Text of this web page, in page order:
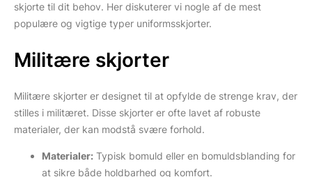
skjorte til dit behov. Her diskuterer vi nogle af de mest
populære og vigtige typer uniformsskjorter.
Militære skjorter
Militære skjorter er designet til at opfylde de strenge krav, der
stilles i militæret. Disse skjorter er ofte lavet af robuste
materialer, der kan modstå svære forhold.
Materialer: Typisk bomuld eller en bomuldsblanding for
at sikre både holdbarhed og komfort.